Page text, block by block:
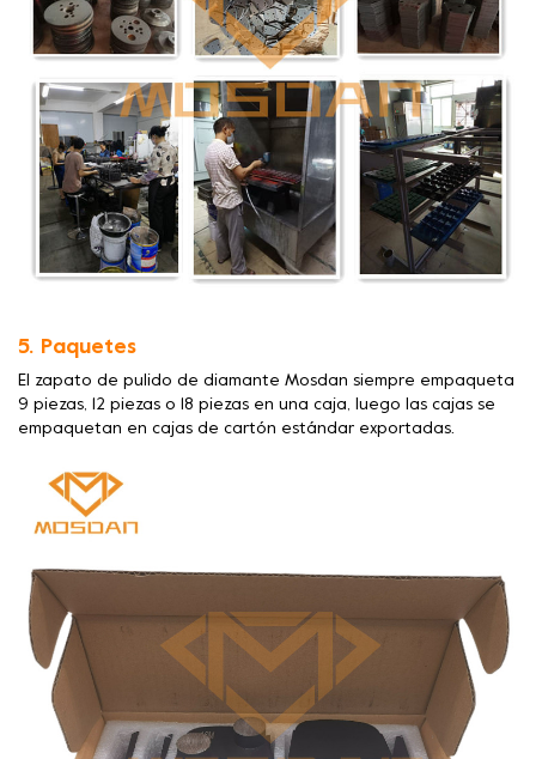
5. Paquetes
El zapato de pulido de diamante Mosdan siempre empaqueta
9 piezas, 12 piezas o 18 piezas en una caja, luego las cajas se
empaquetan en cajas de cartón estándar exportadas.